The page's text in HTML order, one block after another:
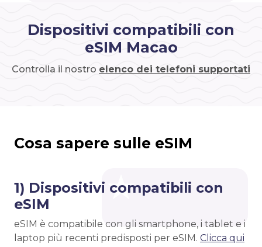
Dispositivi compatibili con
eSIM Macao
Controlla il nostro elenco dei telefoni supportati
Cosa sapere sulle eSIM
1) Dispositivi compatibili con
eSIM
eSIM è compatibile con gli smartphone, i tablet e i
laptop più recenti predisposti per eSIM. Clicca qui